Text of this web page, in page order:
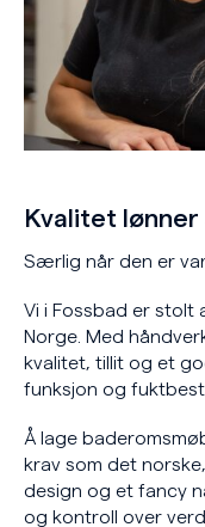
Kvalitet lønner
Særlig når den er
Vi i Fossbad er stolt
Norge. Med
kvalitet, tillit og et
funksjon og
Å lage
krav som det
design og et fancy
og kontroll over